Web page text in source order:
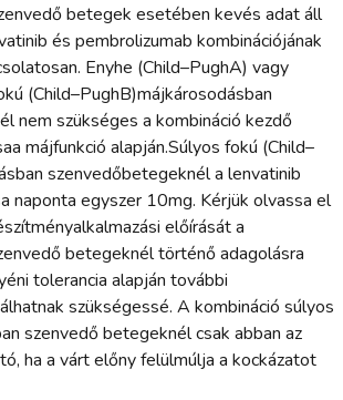
betegek esetében kevés adat áll
és pembrolizumab kombinációjának
Enyhe (Child–PughA) vagy
(Child–PughB)májkárosodásban
nem szükséges a kombináció kezdő
májfunkció alapján.Súlyos fokú (Child–
szenvedőbetegeknél a lenvatinib
naponta egyszer 10mg. Kérjük olvassa el
előírását a
betegeknél történő adagolásra
tolerancia alapján további
szükségessé. A kombináció súlyos
szenvedő betegeknél csak abban az
ha a várt előny felülmúlja a kockázatot